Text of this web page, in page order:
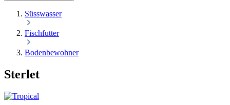
Süsswasser
Fischfutter
Bodenbewohner
Sterlet